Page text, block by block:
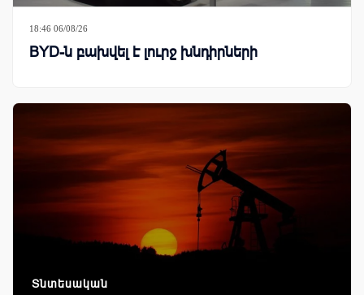
18:46 06/08/26
BYD-ն բախվել է լուրջ խնդիրների
Տնտեսական